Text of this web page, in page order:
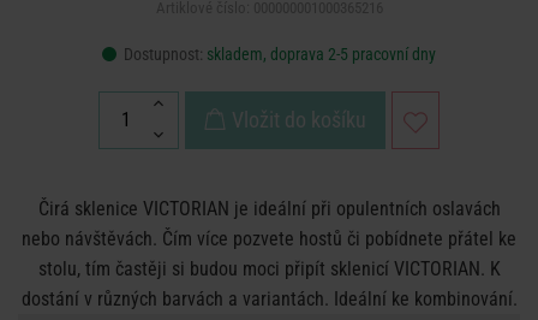
Dostupnost: skladem, doprava 2-5 pracovní dny
Vložit do košíku
Čirá sklenice VICTORIAN je ideální při opulentních oslavách
nebo návštěvách. Čím více pozvete hostů či pobídnete přátel ke
stolu, tím častěji si budou moci připít sklenicí VICTORIAN. K
dostání v různých barvách a variantách. Ideální ke kombinování.